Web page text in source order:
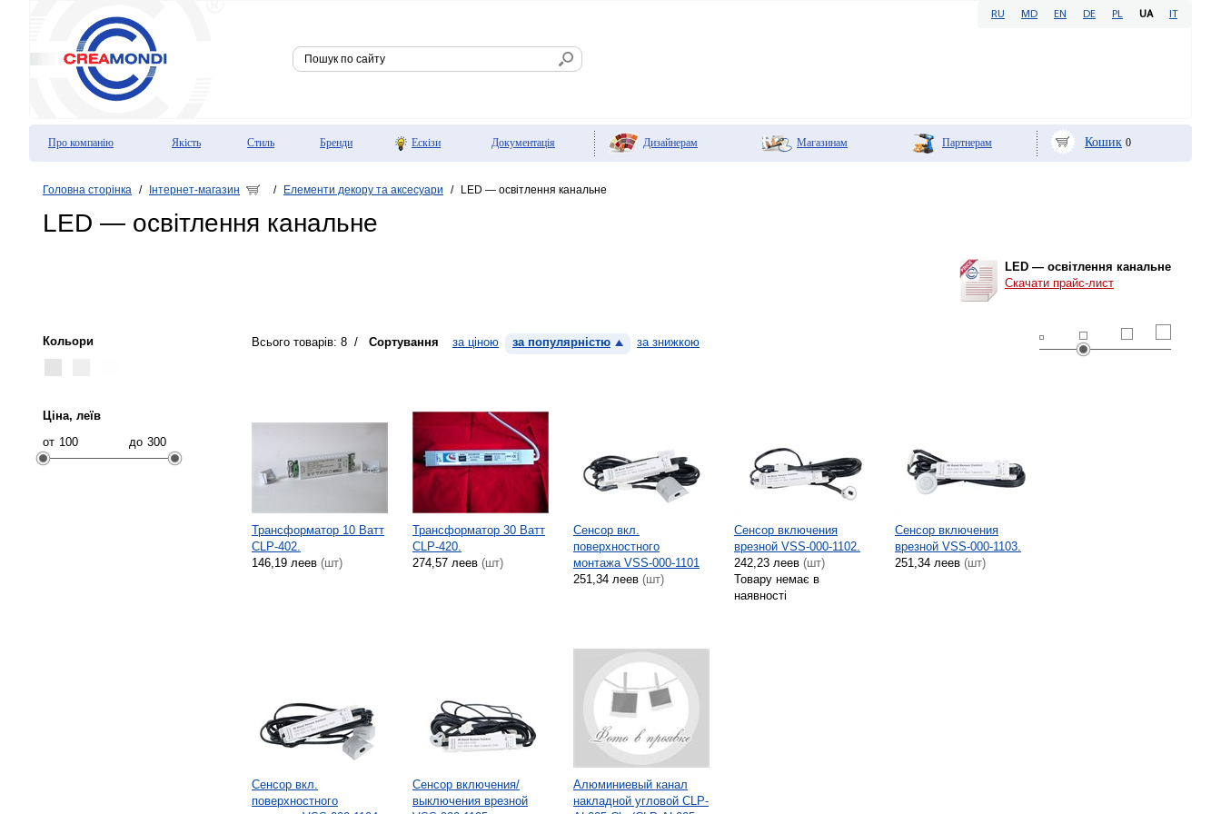
RU MD EN DE PL UA IT
Про компанію Якість Стиль Бренди Ескізи Документація Дизайнерам Мaгазинам Партнерам Кошик 0
Головна сторінка / Інтернет-магазин / Елементи декору та аксесуари / LED — освітлення канальне
LED — освітлення канальне
LED — освітлення канальне
Скачати прайс-лист
Кольори
Ціна, леїв
от
до
Всього товарів: 8 / Сортування за ціною за популярністю за знижкою
Трансформатор 10 Ватт
CLP-402.
146,19 леев (шт)
Трансформатор 30 Ватт
CLP-420.
274,57 леев (шт)
Сенсор вкл.
поверхностного
монтажа VSS-000-1101
251,34 леев (шт)
Сенсор включения
врезной VSS-000-1102.
242,23 леев (шт)
Товару немає в
наявності
Сенсор включения
врезной VSS-000-1103.
251,34 леев (шт)
Сенсор вкл.
поверхностного
Сенсор включения/
выключения врезной
Алюминиевый канал
накладной угловой CLP-